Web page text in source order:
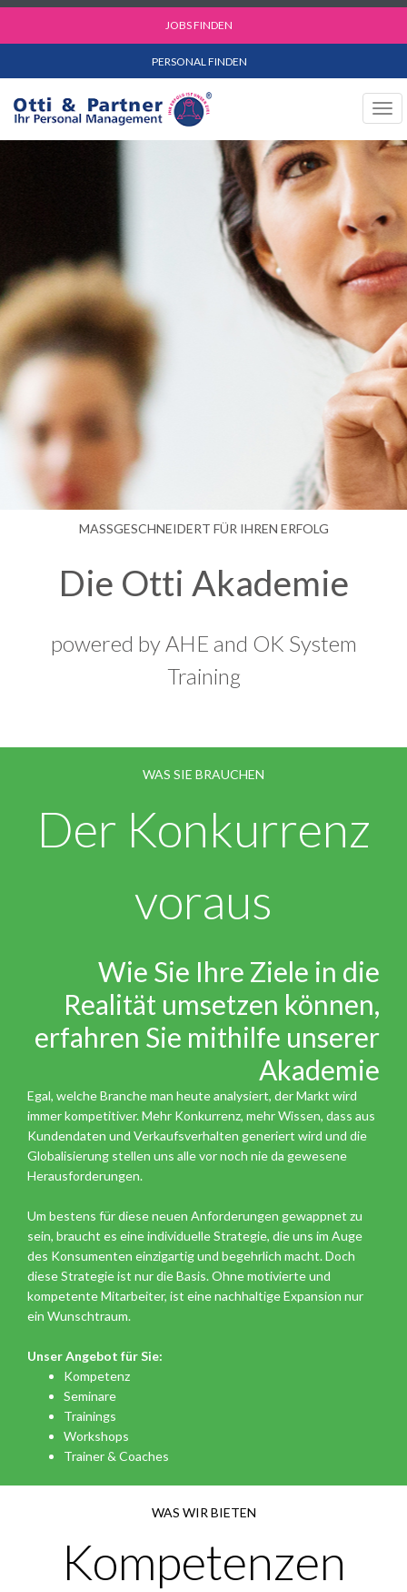
JOBS FINDEN
PERSONAL FINDEN
MASSGESCHNEIDERT FÜR IHREN ERFOLG
Die Otti Akademie
powered by AHE and OK System
Training
WAS SIE BRAUCHEN
Der Konkurrenz
voraus
Wie Sie Ihre Ziele in die
Realität umsetzen können,
erfahren Sie mithilfe unserer
Akademie
Egal, welche Branche man heute analysiert, der Markt wird
immer kompetitiver. Mehr Konkurrenz, mehr Wissen, dass aus
Kundendaten und Verkaufsverhalten generiert wird und die
Globalisierung stellen uns alle vor noch nie da gewesene
Herausforderungen.
Um bestens für diese neuen Anforderungen gewappnet zu
sein, braucht es eine individuelle Strategie, die uns im Auge
des Konsumenten einzigartig und begehrlich macht. Doch
diese Strategie ist nur die Basis. Ohne motivierte und
kompetente Mitarbeiter, ist eine nachhaltige Expansion nur
ein Wunschtraum.
Unser Angebot für Sie:
Kompetenz
Seminare
Trainings
Workshops
Trainer & Coaches
WAS WIR BIETEN
Kompetenzen